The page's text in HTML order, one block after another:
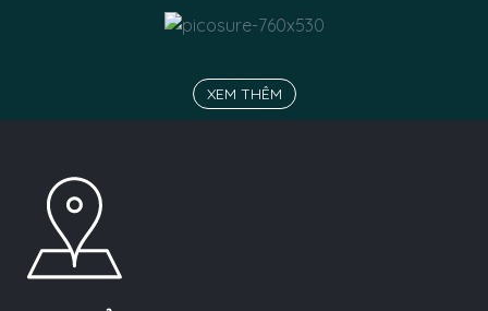
XEM THÊM